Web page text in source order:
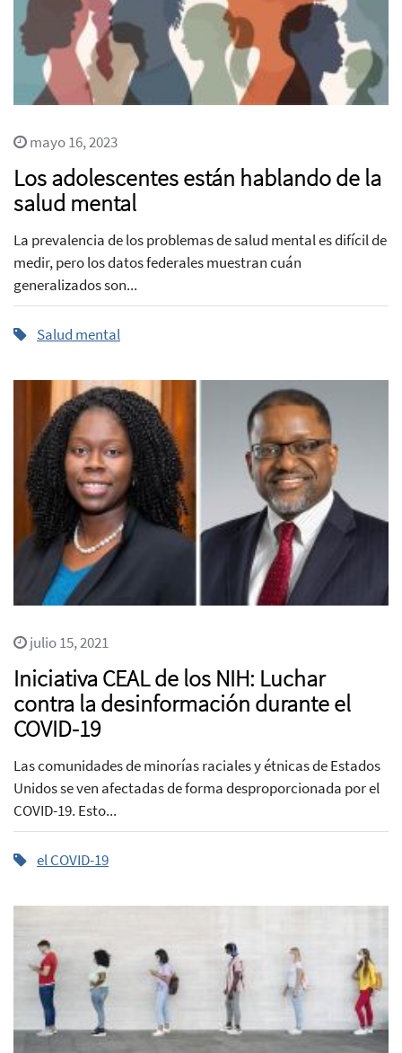
mayo 16, 2023
Los adolescentes están hablando de la
salud mental
La prevalencia de los problemas de salud mental es difícil de
medir, pero los datos federales muestran cuán
generalizados son...
Salud mental
julio 15, 2021
Iniciativa CEAL de los NIH: Luchar
contra la desinformación durante el
COVID-19
Las comunidades de minorías raciales y étnicas de Estados
Unidos se ven afectadas de forma desproporcionada por el
COVID-19. Esto...
el COVID-19